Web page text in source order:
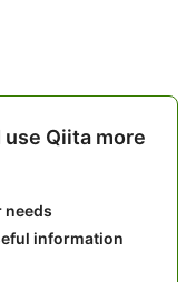
use Qiita more
needs
information